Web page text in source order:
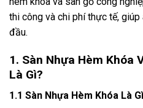
thi công và chi phí thực tế,
đầu.
1. Sàn Nhựa Hèm Khóa
Là Gì?
1.1 Sàn Nhựa Hèm Khóa Là